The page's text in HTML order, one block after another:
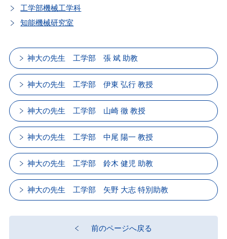
工学部機械工学科
知能機械研究室
神大の先生 工学部 張 斌 助教
神大の先生 工学部 伊東 弘行 教授
神大の先生 工学部 山崎 徹 教授
神大の先生 工学部 中尾 陽一 教授
神大の先生 工学部 鈴木 健児 助教
神大の先生 工学部 矢野 大志 特別助教
前のページへ戻る